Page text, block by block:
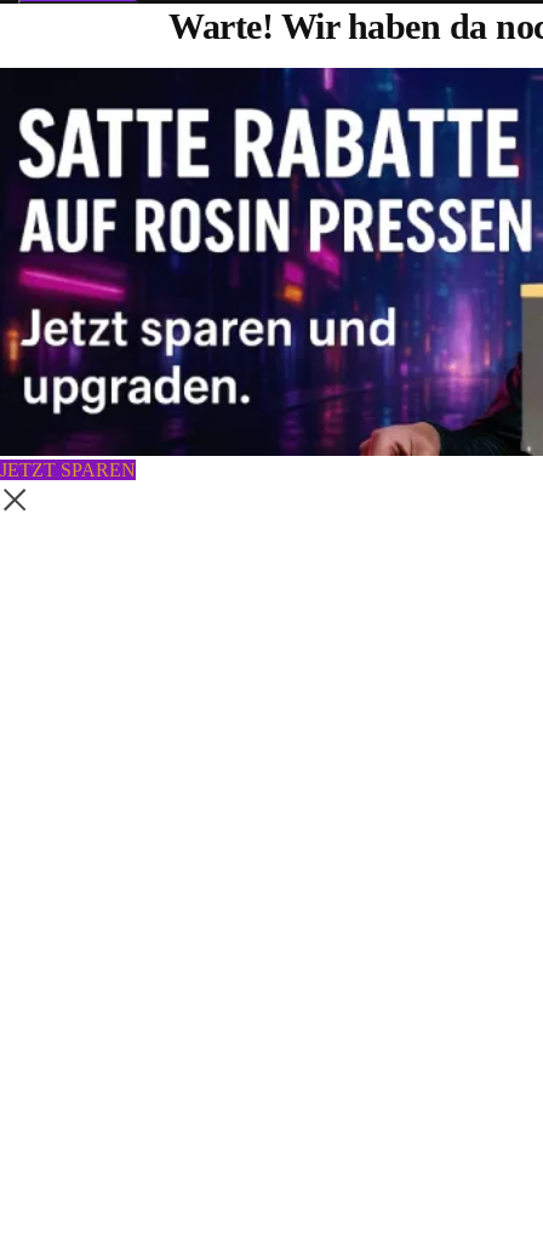
Warte! Wir haben da
JETZT SPAREN